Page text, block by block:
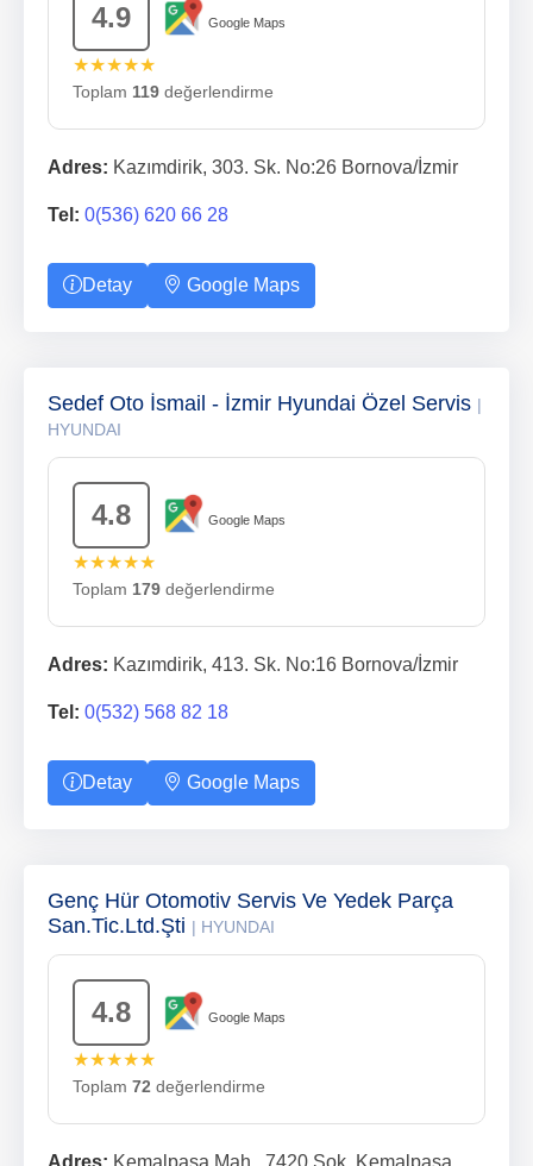
4.9 Google Maps
★★★★★
Toplam 119 değerlendirme
Adres: Kazımdirik, 303. Sk. No:26 Bornova/İzmir
Tel: 0(536) 620 66 28
Detay Google Maps
Sedef Oto İsmail - İzmir Hyundai Özel Servis |
HYUNDAI
4.8 Google Maps
★★★★★
Toplam 179 değerlendirme
Adres: Kazımdirik, 413. Sk. No:16 Bornova/İzmir
Tel: 0(532) 568 82 18
Detay Google Maps
Genç Hür Otomotiv Servis Ve Yedek Parça
San.Tic.Ltd.Şti | HYUNDAI
4.8 Google Maps
★★★★★
Toplam 72 değerlendirme
Adres: Kemalpasa Mah., 7420 Sok, Kemalpaşa,